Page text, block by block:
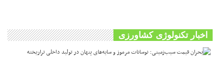
اخبار تکنولوژی کشاورزی